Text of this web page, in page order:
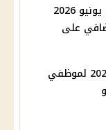
منحة التموين مستمرة في يونيو 2026
على
تبكير صرف مرتبات يونيو 2026 لموظفي